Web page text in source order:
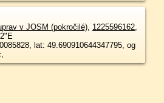
v JOSM (pokročilé), 1225596162,
lat: 49.690910644347795, og